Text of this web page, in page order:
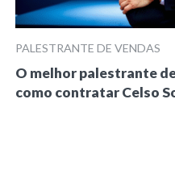
PALESTRANTE DE VENDAS
O melhor palestrante
como contratar Celso